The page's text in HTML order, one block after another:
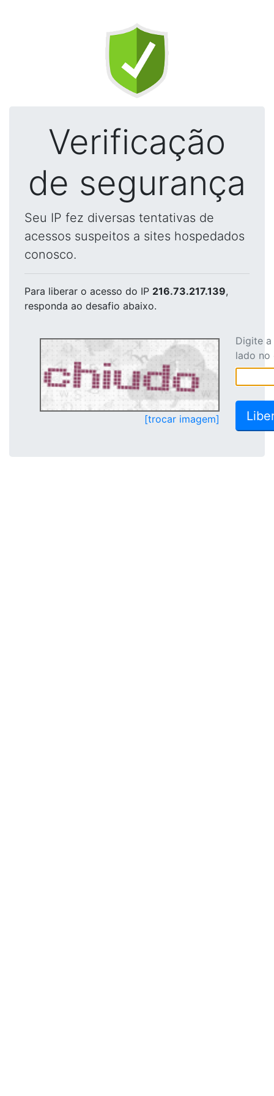
Verificação
de segurança
Seu IP fez diversas tentativas de
acessos suspeitos a sites hospedados
conosco.
Para liberar o acesso do IP 216.73.217.139,
responda ao desafio abaixo.
[trocar imagem]
Digite
lado no